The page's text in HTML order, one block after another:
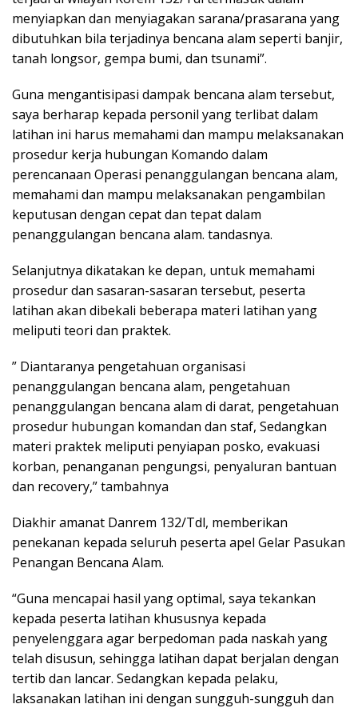
menyiapkan dan menyiagakan sarana/prasarana yang
dibutuhkan bila terjadinya bencana alam seperti banjir,
tanah longsor, gempa bumi, dan tsunami”.
Guna mengantisipasi dampak bencana alam tersebut,
saya berharap kepada personil yang terlibat dalam
latihan ini harus memahami dan mampu melaksanakan
prosedur kerja hubungan Komando dalam
perencanaan Operasi penanggulangan bencana alam,
memahami dan mampu melaksanakan pengambilan
keputusan dengan cepat dan tepat dalam
penanggulangan bencana alam. tandasnya.
Selanjutnya dikatakan ke depan, untuk memahami
prosedur dan sasaran-sasaran tersebut, peserta
latihan akan dibekali beberapa materi latihan yang
meliputi teori dan praktek.
” Diantaranya pengetahuan organisasi
penanggulangan bencana alam, pengetahuan
penanggulangan bencana alam di darat, pengetahuan
prosedur hubungan komandan dan staf, Sedangkan
materi praktek meliputi penyiapan posko, evakuasi
korban, penanganan pengungsi, penyaluran bantuan
dan recovery,” tambahnya
Diakhir amanat Danrem 132/Tdl, memberikan
penekanan kepada seluruh peserta apel Gelar Pasukan
Penangan Bencana Alam.
“Guna mencapai hasil yang optimal, saya tekankan
kepada peserta latihan khususnya kepada
penyelenggara agar berpedoman pada naskah yang
telah disusun, sehingga latihan dapat berjalan dengan
tertib dan lancar. Sedangkan kepada pelaku,
laksanakan latihan ini dengan sungguh-sungguh dan